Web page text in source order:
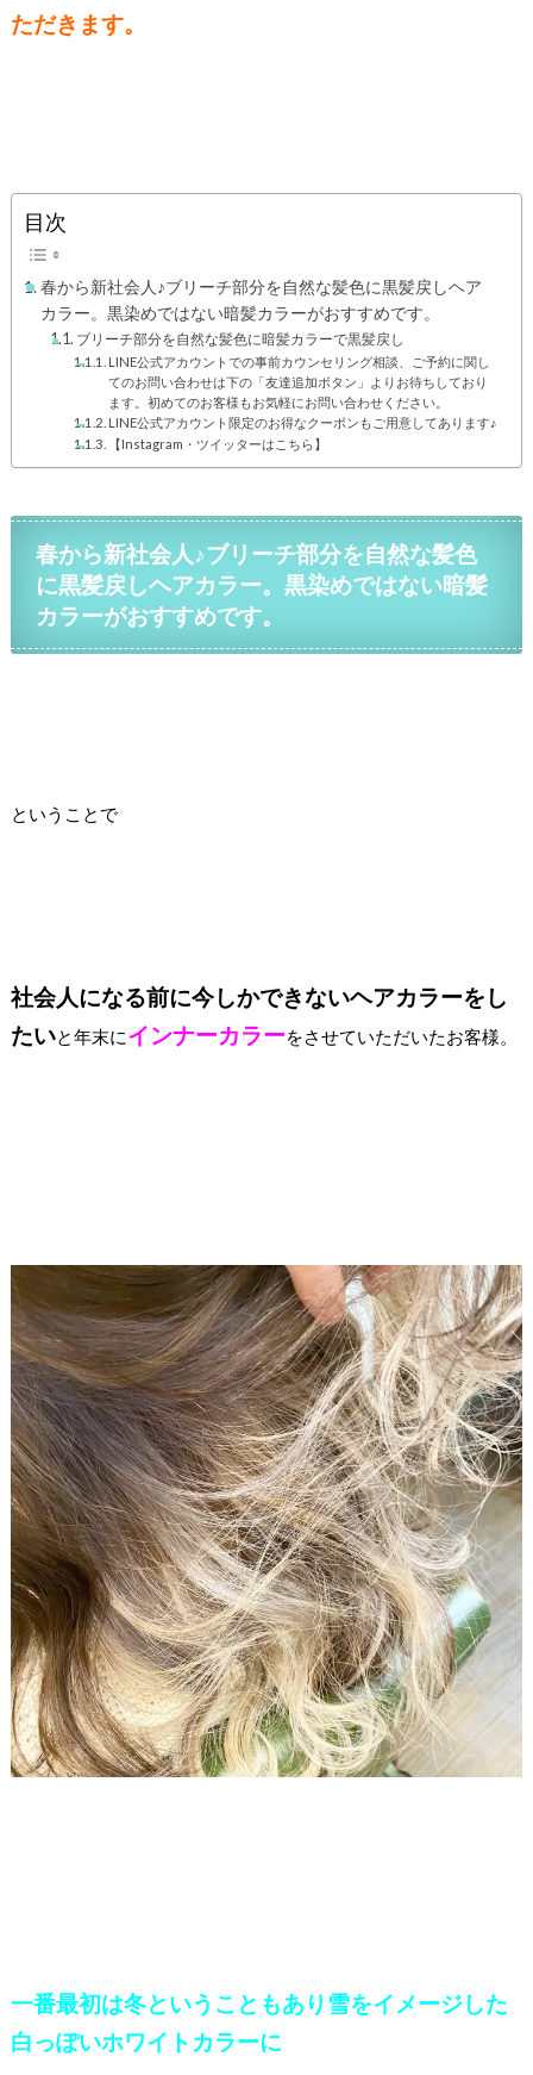
ただきます。
目次
春から新社会人♪ブリーチ部分を自然な髪色に黒髪戻しヘア
カラー。黒染めではない暗髪カラーがおすすめです。
ブリーチ部分を自然な髪色に暗髪カラーで黒髪戻し
LINE公式アカウントでの事前カウンセリング相談、ご予約に関し
てのお問い合わせは下の「友達追加ボタン」よりお待ちしており
ます。初めてのお客様もお気軽にお問い合わせください。
LINE公式アカウント限定のお得なクーポンもご用意してあります♪
【Instagram・ツイッターはこちら】
春から新社会人♪ブリーチ部分を自然な髪色
に黒髪戻しヘアカラー。黒染めではない暗髪
カラーがおすすめです。
ということで
社会人になる前に今しかできないヘアカラーをし
たいと年末にインナーカラーをさせていただいたお客様。
一番最初は冬ということもあり雪をイメージした
白っぽいホワイトカラーに